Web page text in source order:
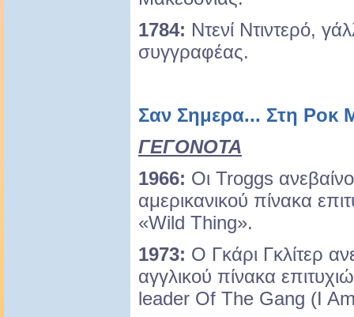
1784: Ντενί Ντιντερό,
συγγραφέας.
Σαν Σημερα... Στη Ροκ
ΓΕΓΟΝΟΤΑ
1966: Οι Troggs
αμερικανικού πίνακα
«Wild Thing».
1973: Ο Γκάρι Γκλίτερ
αγγλικού πίνακα
leader Of The Gang (I